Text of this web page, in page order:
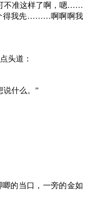
不准这样了啊，嗯……
得我先………啊啊啊我
头道：
说什么。”
的当口，一旁的金如